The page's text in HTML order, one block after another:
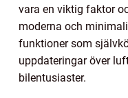
vara en viktig faktor
moderna och
funktioner som
uppdateringar över
bilentusiaster.